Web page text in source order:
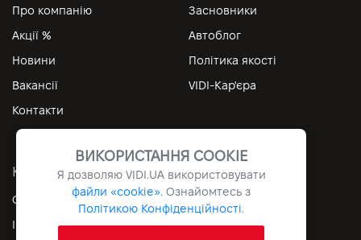
Про компанію
Засновники
Акції %
Автоблог
Новини
Політика якості
Вакансії
VIDI-Кар'єра
Контакти
КОРИСНІ ПОСИЛАННЯ
Особистий кабінет
Контакти
Інформація
Архів
ВИКОРИСТАННЯ COOKIE
Я дозволяю VIDI.UAвикористовувати
файли «cookie». Ознайомтесь з
Політикою Конфіденційності.